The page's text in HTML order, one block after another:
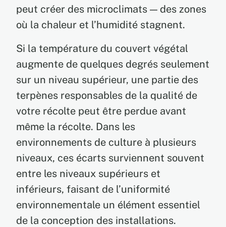
peut créer des microclimats — des zones
où la chaleur et l’humidité stagnent.
Si la température du couvert végétal
augmente de quelques degrés seulement
sur un niveau supérieur, une partie des
terpènes responsables de la qualité de
votre récolte peut être perdue avant
même la récolte. Dans les
environnements de culture à plusieurs
niveaux, ces écarts surviennent souvent
entre les niveaux supérieurs et
inférieurs, faisant de l’uniformité
environnementale un élément essentiel
de la conception des installations.